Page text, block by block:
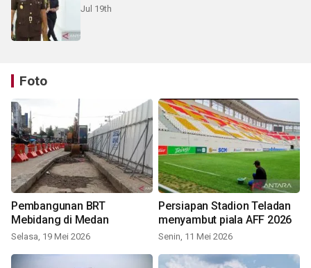
Jul 19th
Foto
Pembangunan BRT
Mebidang di Medan
Selasa, 19 Mei 2026
Persiapan Stadion Teladan
menyambut piala AFF 2026
Senin, 11 Mei 2026